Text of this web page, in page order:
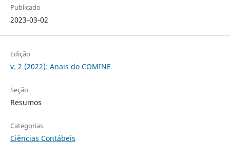
Publicado
2023-03-02
Edição
v. 2 (2022): Anais do COMINE
Seção
Resumos
Categorias
Ciências Contábeis